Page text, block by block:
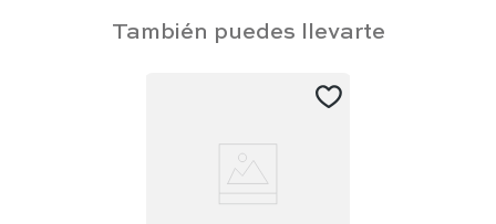
También puedes llevarte